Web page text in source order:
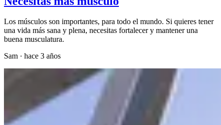
Los músculos son importantes, para todo el mundo. Si quieres tener
una vida más sana y plena, necesitas fortalecer y mantener una
buena musculatura.
Sam · hace 3 años